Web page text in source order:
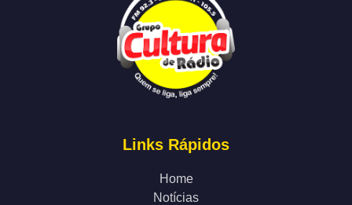
Links Rápidos
Home
Notícias